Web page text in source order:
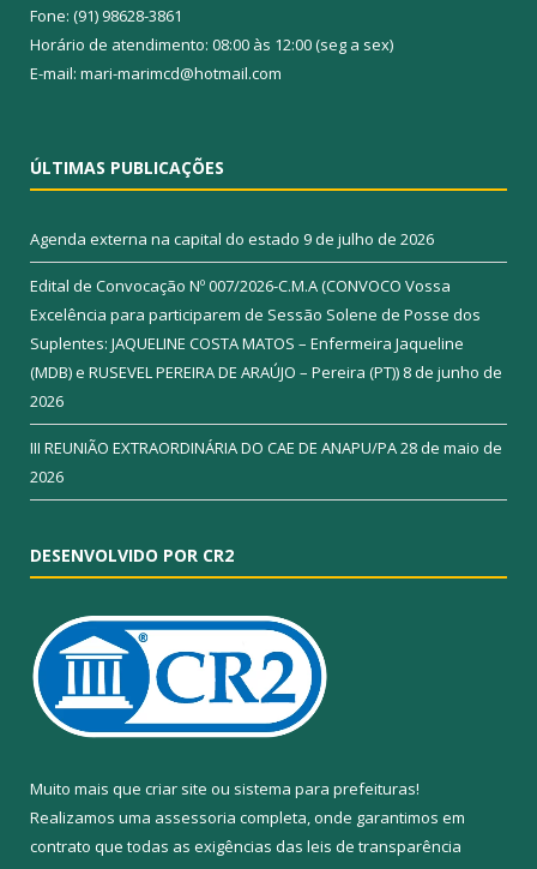
Fone: (91) 98628-3861
Horário de atendimento: 08:00 às 12:00 (seg a sex)
E-mail: mari-marimcd@hotmail.com
ÚLTIMAS PUBLICAÇÕES
Agenda externa na capital do estado 9 de julho de 2026
Edital de Convocação Nº 007/2026-C.M.A (CONVOCO Vossa
Excelência para participarem de Sessão Solene de Posse dos
Suplentes: JAQUELINE COSTA MATOS – Enfermeira Jaqueline
(MDB) e RUSEVEL PEREIRA DE ARAÚJO – Pereira (PT)) 8 de junho de
2026
III REUNIÃO EXTRAORDINÁRIA DO CAE DE ANAPU/PA28 de maio de
2026
DESENVOLVIDO POR CR2
Muito mais que criar site ou sistema para prefeituras!
Realizamos uma assessoria completa, onde garantimos em
contrato que todas as exigências das leis de transparência